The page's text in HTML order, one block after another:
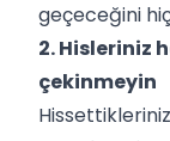
geçeceğini
2. Hisleriniz
çekinmeyin